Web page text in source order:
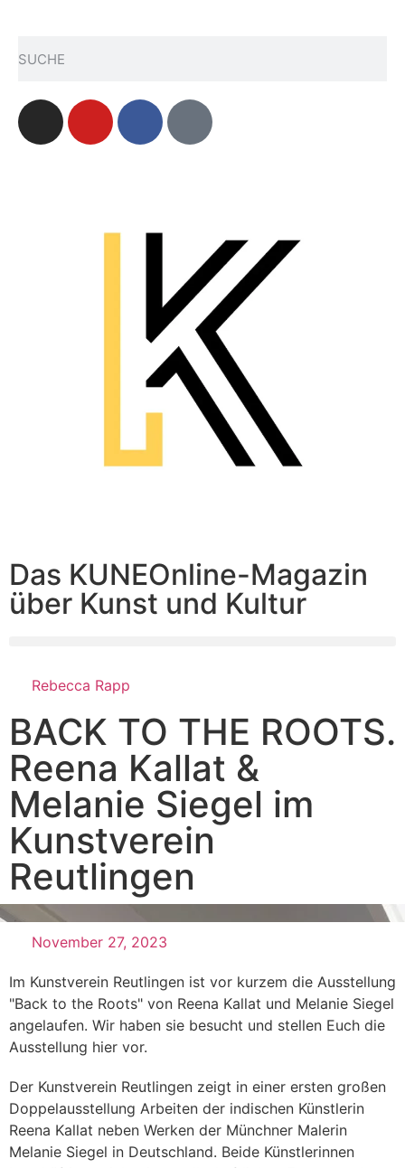
Das KUNEOnline-Magazin
über Kunst und Kultur
Rebecca Rapp
BACK TO THE ROOTS.
Reena Kallat &
Melanie Siegel im
Kunstverein
Reutlingen
November 27, 2023
Im Kunstverein Reutlingen ist vor kurzem die Ausstellung
"Back to the Roots" von Reena Kallat und Melanie Siegel
angelaufen. Wir haben sie besucht und stellen Euch die
Ausstellung hier vor.
Der Kunstverein Reutlingen zeigt in einer ersten großen
Doppelausstellung Arbeiten der indischen Künstlerin
Reena Kallat neben Werken der Münchner Malerin
Melanie Siegel in Deutschland. Beide Künstlerinnen